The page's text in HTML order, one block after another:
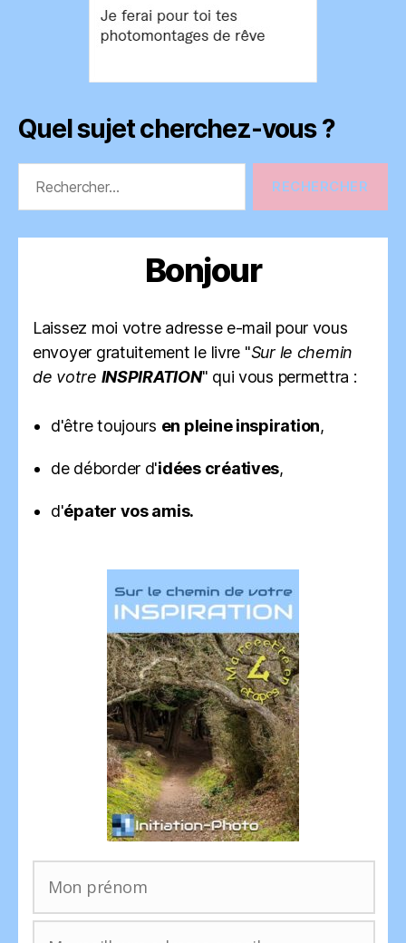
Quel sujet cherchez-vous ?
Bonjour
Laissez moi votre adresse e-mail pour vous
envoyer gratuitement le livre "Sur le chemin
de votre INSPIRATION" qui vous permettra :
d'être toujours en pleine inspiration,
de déborder d'idées créatives,
d'épater vos amis.